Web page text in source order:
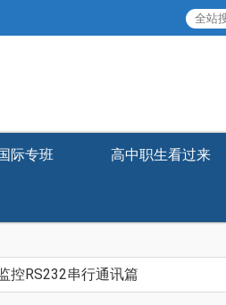
际专班 高中职生看过来
控RS232串行通讯篇